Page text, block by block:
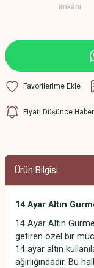
imkânı.
Fiyatı Düşünce
Ürün Bilgisi
14 Ayar Altın
14 Ayar Altın
getiren özel bir
14 ayar altın
ağırlığındadır. Bu